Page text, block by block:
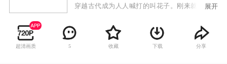
穿越古代成为人人喊打的叫花子。刚来就被抓进
子？不过救醒我的这位师父也太禁欲了。腹黑傲
娇冰山公子？温润如玉暖心师父，看我一个一个
展开
超清画质 5 收藏 下载 分享